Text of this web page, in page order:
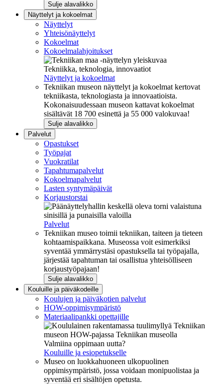
Sulje alavalikko
Näyttelyt ja kokoelmat
Näyttelyt
Yhteisönäyttelyt
Kokoelmat
Kokoelmalahjoitukset
Tekniikka, teknologia, innovaatiot
Näyttelyt ja kokoelmat
Tekniikan museon näyttelyt ja kokoelmat kertovat
tekniikasta, teknologiasta ja innovaatioista.
Kokonaisuudessaan museon kattavat kokoelmat
sisältävät 18 700 esinettä ja 55 000 valokuvaa!
Sulje alavalikko
Palvelut
Opastukset
Työpajat
Vuokratilat
Tapahtumapalvelut
Kokoelmapalvelut
Lasten syntymäpäivät
Korjaustorstai
Palvelut
Tekniikan museo toimii tekniikan, taiteen ja tieteen
kohtaamispaikkana. Museossa voit esimerkiksi
syventää ymmärrystäsi opastuksella tai työpajalla,
järjestää tapahtuman tai osallistua yhteisölliseen
korjaustyöpajaan!
Sulje alavalikko
Kouluille ja päiväkodeille
Koulujen ja päiväkotien palvelut
HOW-oppimisympäristö
Materiaalipankki opettajille
Valmiina oppimaan uutta?
Kouluille ja esiopetukselle
Museo on luokkahuoneen ulkopuolinen
oppimisympäristö, jossa voidaan monipuolistaa ja
syventää eri sisältöjen opetusta.